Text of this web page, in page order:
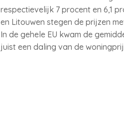
respectievelijk 7 procent en 6,1
en Litouwen stegen de prijzen
In de gehele EU kwam de
juist een daling van de